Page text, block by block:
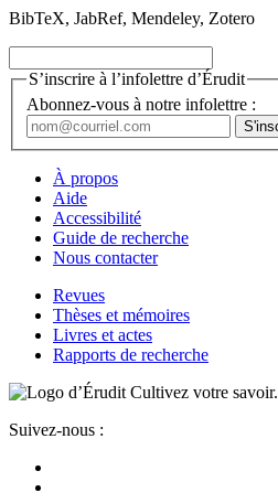
BibTeX, JabRef, Mendeley, Zotero
S’inscrire à l’infolettre d’Érudit
Abonnez-vous à notre infolettre :
À propos
Aide
Accessibilité
Guide de recherche
Nous contacter
Revues
Thèses et mémoires
Livres et actes
Rapports de recherche
Cultivez votre savoir.
Suivez-nous :